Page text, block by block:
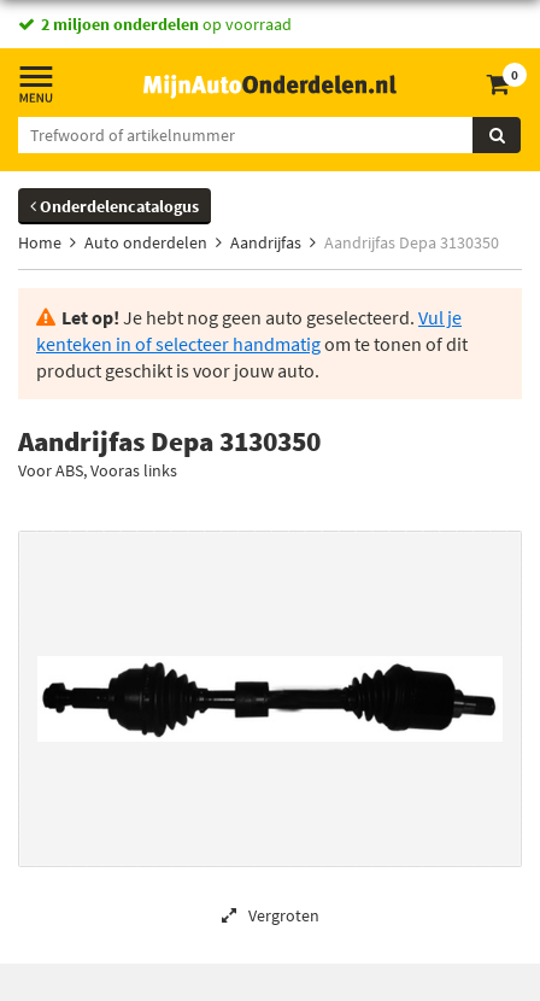
2 miljoen onderdelenop voorraad
0
Onderdelencatalogus
Home
Auto onderdelen Aandrijfas Aandrijfas Depa 3130350
Let op! Je hebt nog geen auto geselecteerd. Vul je
kenteken in of selecteer handmatigom te tonen of dit
product geschikt is voor jouw auto.
Aandrijfas Depa 3130350
Voor ABS, Vooras links
Vergroten